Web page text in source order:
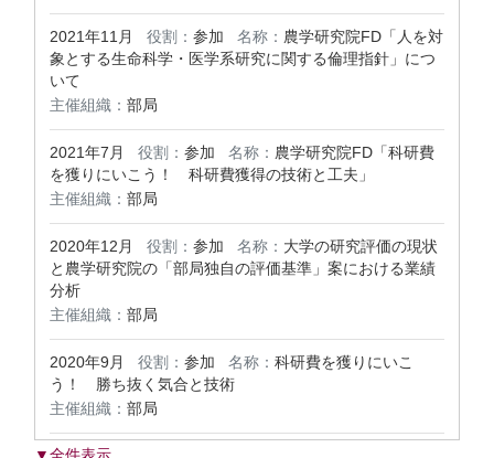
2021年11月 役割： 参加 名称： 農学研究院FD「人を対
象とする生命科学・医学系研究に関する倫理指針」につ
いて
主催組織： 部局
2021年7月 役割： 参加 名称： 農学研究院FD「科研費
を獲りにいこう！ 科研費獲得の技術と工夫」
主催組織： 部局
2020年12月 役割： 参加 名称： 大学の研究評価の現状
と農学研究院の「部局独自の評価基準」案における業績
分析
主催組織： 部局
2020年9月 役割： 参加 名称： 科研費を獲りにいこ
う！ 勝ち抜く気合と技術
主催組織： 部局